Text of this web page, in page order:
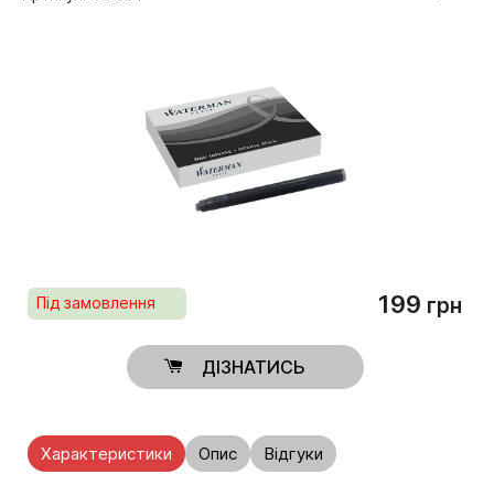
Під замовлення 199 грн
ДІЗНАТИСЬ
Характеристики Опис Відгуки